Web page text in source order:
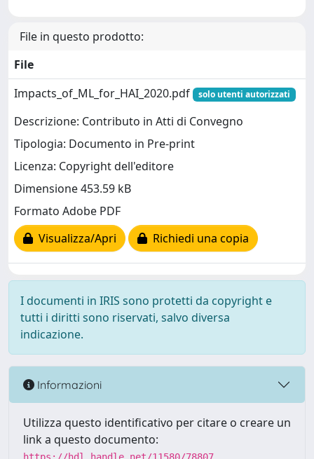
File in questo prodotto:
File
Impacts_of_ML_for_HAI_2020.pdf
solo utenti autorizzati
Descrizione: Contributo in Atti di Convegno
Tipologia: Documento in Pre-print
Licenza: Copyright dell'editore
Dimensione 453.59 kB
Formato Adobe PDF
Visualizza/Apri
Richiedi una copia
I documenti in IRIS sono protetti da copyright e
tutti i diritti sono riservati, salvo diversa
indicazione.
Informazioni
Utilizza questo identificativo per citare o creare un
link a questo documento: